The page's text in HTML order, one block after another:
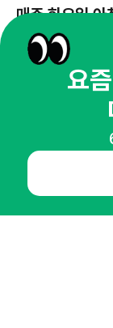
매주 화요일 아
마케팅 감각을
65,043명의 마케터를
뉴스레터 구독하기
오픈애즈란 공지
요